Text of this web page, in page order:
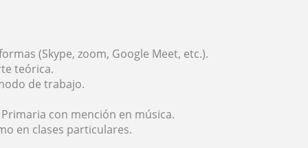
(Skype, zoom, Google Meet, etc.).
teórica.
de trabajo.
con mención en música.
en clases particulares.